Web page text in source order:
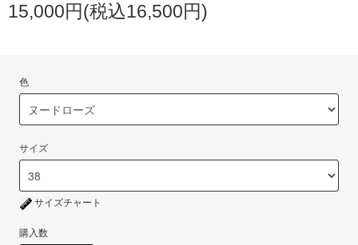
15,000円(税込16,500円)
色
サイズ
サイズチャート
購入数